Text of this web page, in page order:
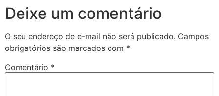
Deixe um comentário
O seu endereço de e-mail não será publicado. Campos
obrigatórios são marcados com *
Comentário *